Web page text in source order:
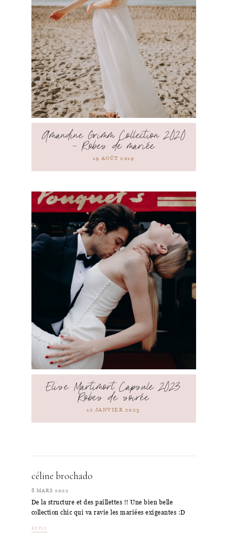
Amandine Grimm Collection 2020
– Robes de mariée
19 AOÛT 2019
Elise Martimort Capsule 2023
Robes de soirée
12 JANVIER 2023
céline brochado
8 MARS 2022
De la structure et des paillettes !! Une bien belle
collection chic qui va ravie les mariées exigeantes :D
REPLY